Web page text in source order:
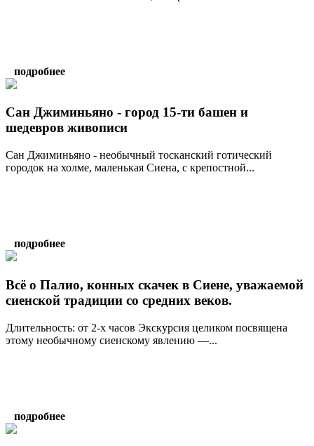
подробнее
Сан Джиминьяно - город 15-ти башен и
шедевров живописи
Сан Джиминьяно - необычный тосканский готический
городок на холме, маленькая Сиена, с крепостной...
подробнее
Всё о Палио, конных скачек в Сиене, уважаемой
сиенской традиции со средних веков.
Длительность: от 2-х часов Экскурсия целиком посвящена
этому необычному сиенскому явлению —...
подробнее